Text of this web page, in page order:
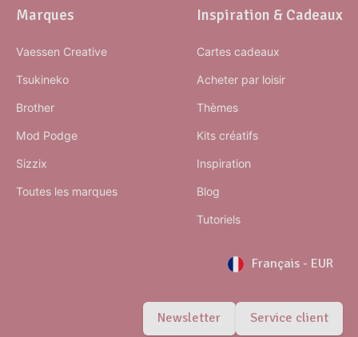
Marques
Vaessen Creative
Tsukineko
Brother
Mod Podge
Sizzix
Toutes les marques
Inspiration & Cadeaux
Cartes cadeaux
Acheter par loisir
Thèmes
Kits créatifs
Inspiration
Blog
Tutoriels
Français - EUR
Newsletter Service client